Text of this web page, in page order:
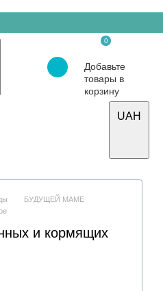
0
Добавьте
товары в
корзину
UAH
БУДУЩЕЙ МАМЕ
и кормящих